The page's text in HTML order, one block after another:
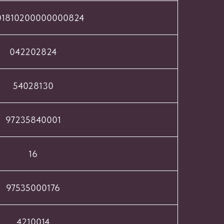
042202824
54028130
97235840001
16
97535000176
4210014